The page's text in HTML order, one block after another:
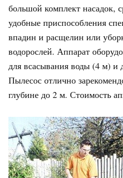
большой комплект насадок,
удобные приспособления
впадин и расщелин или
водорослей. Аппарат
для всасывания воды (4 м) и
Пылесос отлично
глубине до 2 м. Стоимость